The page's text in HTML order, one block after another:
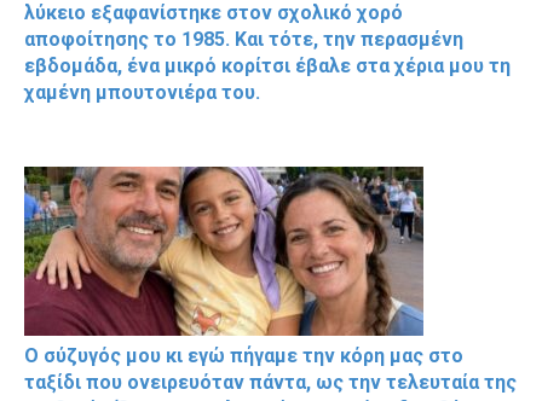
λύκειο εξαφανίστηκε στον σχολικό χορό
αποφοίτησης το 1985. Και τότε, την περασμένη
εβδομάδα, ένα μικρό κορίτσι έβαλε στα χέρια μου τη
χαμένη μπουτονιέρα του.
Ο σύζυγός μου κι εγώ πήγαμε την κόρη μας στο
ταξίδι που ονειρευόταν πάντα, ως την τελευταία της